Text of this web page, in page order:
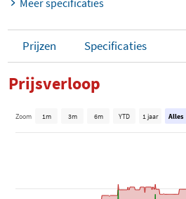
Meer specificaties
Prijzen Specificaties
Prijsverloop
Zoom 1m 3m 6m YTD 1 jaar Alles